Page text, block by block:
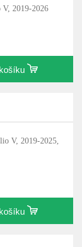
V, 2019-2026
V, 2019-2025,